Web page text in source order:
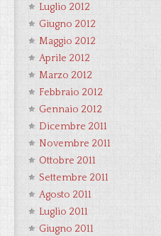
Luglio 2012
Giugno 2012
Maggio 2012
Aprile 2012
Marzo 2012
Febbraio 2012
Gennaio 2012
Dicembre 2011
Novembre 2011
Ottobre 2011
Settembre 2011
Agosto 2011
Luglio 2011
Giugno 2011